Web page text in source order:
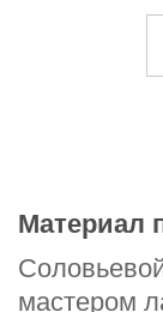
Наши адреса
EST.EPIL White